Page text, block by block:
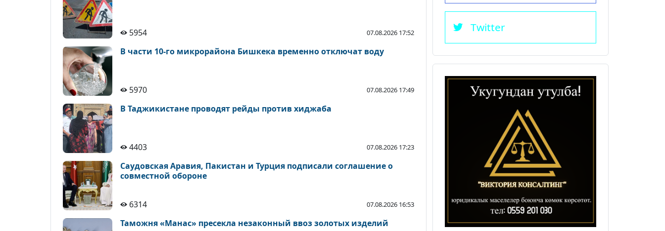
5954 07.08.2026 17:52
В части 10-го микрорайона Бишкека временно отключат воду
5970 07.08.2026 17:49
В Таджикистане проводят рейды против хиджаба
4403 07.08.2026 17:23
Саудовская Аравия, Пакистан и Турция подписали соглашение о
совместной обороне
6314 07.08.2026 16:53
Таможня «Манас» пресекла незаконный ввоз золотых изделий
Twitter